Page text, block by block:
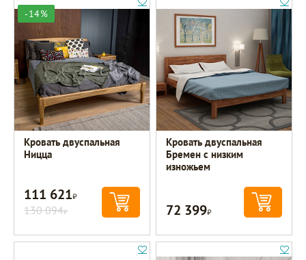
-14%
Кровать двуспальная
Ницца
111 621Р
130 094Р
Кровать двуспальная
Бремен с низким
изножьем
72 399Р